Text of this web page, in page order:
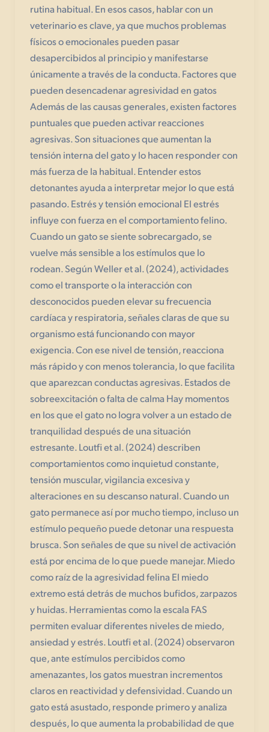
rutina habitual. En esos casos, hablar con un
veterinario es clave, ya que muchos problemas
físicos o emocionales pueden pasar
desapercibidos al principio y manifestarse
únicamente a través de la conducta. Factores que
pueden desencadenar agresividad en gatos
Además de las causas generales, existen factores
puntuales que pueden activar reacciones
agresivas. Son situaciones que aumentan la
tensión interna del gato y lo hacen responder con
más fuerza de la habitual. Entender estos
detonantes ayuda a interpretar mejor lo que está
pasando. Estrés y tensión emocional El estrés
influye con fuerza en el comportamiento felino.
Cuando un gato se siente sobrecargado, se
vuelve más sensible a los estímulos que lo
rodean. Según Weller et al. (2024), actividades
como el transporte o la interacción con
desconocidos pueden elevar su frecuencia
cardíaca y respiratoria, señales claras de que su
organismo está funcionando con mayor
exigencia. Con ese nivel de tensión, reacciona
más rápido y con menos tolerancia, lo que facilita
que aparezcan conductas agresivas. Estados de
sobreexcitación o falta de calma Hay momentos
en los que el gato no logra volver a un estado de
tranquilidad después de una situación
estresante. Loutfi et al. (2024) describen
comportamientos como inquietud constante,
tensión muscular, vigilancia excesiva y
alteraciones en su descanso natural. Cuando un
gato permanece así por mucho tiempo, incluso un
estímulo pequeño puede detonar una respuesta
brusca. Son señales de que su nivel de activación
está por encima de lo que puede manejar. Miedo
como raíz de la agresividad felina El miedo
extremo está detrás de muchos bufidos, zarpazos
y huidas. Herramientas como la escala FAS
permiten evaluar diferentes niveles de miedo,
ansiedad y estrés. Loutfi et al. (2024) observaron
que, ante estímulos percibidos como
amenazantes, los gatos muestran incrementos
claros en reactividad y defensividad. Cuando un
gato está asustado, responde primero y analiza
después, lo que aumenta la probabilidad de que